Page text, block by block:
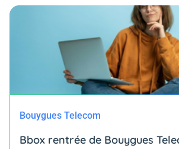
Bouygues Telecom
Bbox rentrée de Bouygues